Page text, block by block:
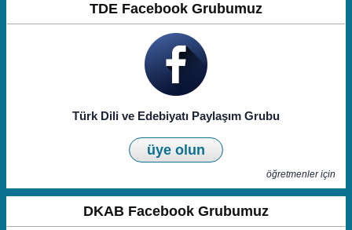
TDE Facebook Grubumuz
Türk Dili ve Edebiyatı Paylaşım Grubu
üye olun
öğretmenler için
DKAB Facebook Grubumuz